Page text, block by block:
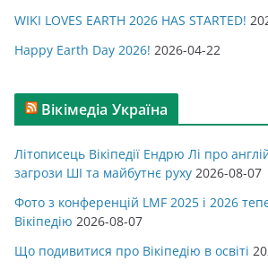
WIKI LOVES EARTH 2026 HAS STARTED!
Happy Earth Day 2026! 2026-04-22
Вікімедіа Україна
Літописець Вікіпедії Ендрю Лі про
загрози ШІ та майбутнє руху 2026-08-07
Фото з конференцій LMF 2025 і 2026
Вікіпедію 2026-08-07
Що подивитися про Вікіпедію в освіті